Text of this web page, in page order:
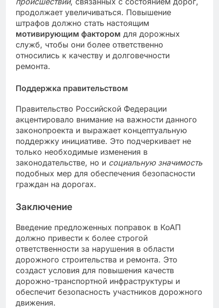
продолжает увеличиваться. Повышение
штрафов должно стать настоящим
мотивирующим фактором для дорожных
служб, чтобы они более ответственно
относились к качеству и долговечности
ремонта.
Поддержка правительством
Правительство Российской Федерации
акцентировало внимание на важности данного
законопроекта и выражает концептуальную
поддержку инициативе. Это подчеркивает не
только необходимые изменения в
законодательстве, но и социальную значимость
подобных мер для обеспечения безопасности
граждан на дорогах.
Заключение
Введение предложенных поправок в КоАП
должно привести к более строгой
ответственности за нарушения в области
дорожного строительства и ремонта. Это
создаст условия для повышения качеств
дорожно-транспортной инфраструктуры и
обеспечит безопасность участников дорожного
движения.